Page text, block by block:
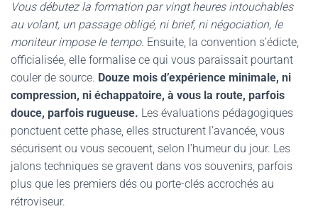
Vous débutez la formation par vingt heures intouchables
au volant, un passage obligé, ni brief, ni négociation, le
moniteur impose le tempo. Ensuite, la convention s’édicte,
officialisée, elle formalise ce qui vous paraissait pourtant
couler de source. Douze mois d’expérience minimale, ni
compression, ni échappatoire, à vous la route, parfois
douce, parfois rugueuse. Les évaluations pédagogiques
ponctuent cette phase, elles structurent l’avancée, vous
sécurisent ou vous secouent, selon l’humeur du jour. Les
jalons techniques se gravent dans vos souvenirs, parfois
plus que les premiers dés ou porte-clés accrochés au
rétroviseur.